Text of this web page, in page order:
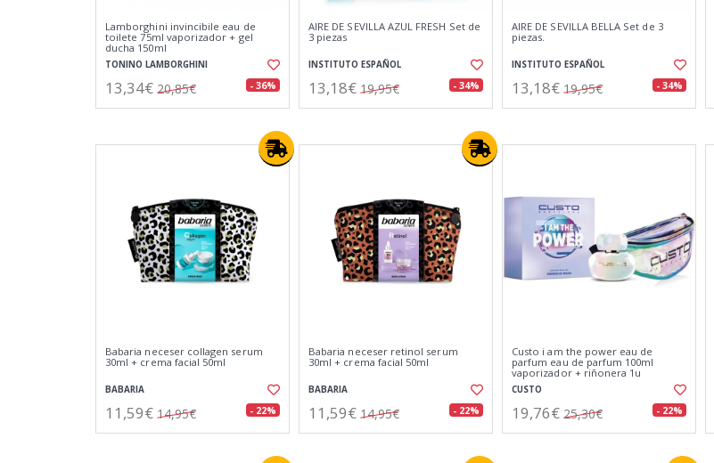
Lamborghini invincibile eau de
toilete 75ml vaporizador + gel
ducha 150ml
TONINO LAMBORGHINI
13,34€ 20,85€ - 36%
AIRE DE SEVILLA AZUL FRESH Set de
3 piezas
INSTITUTO ESPAÑOL
13,18€ 19,95€ - 34%
AIRE DE SEVILLA BELLA Set de 3
piezas.
INSTITUTO ESPAÑOL
13,18€ 19,95€ - 34%
Babaria neceser collagen serum
30ml + crema facial 50ml
BABARIA
11,59€ 14,95€ - 22%
Babaria neceser retinol serum
30ml + crema facial 50ml
BABARIA
11,59€ 14,95€ - 22%
Custo i am the power eau de
parfum eau de parfum 100ml
vaporizador + riñonera 1u
CUSTO
19,76€ 25,30€ - 22%